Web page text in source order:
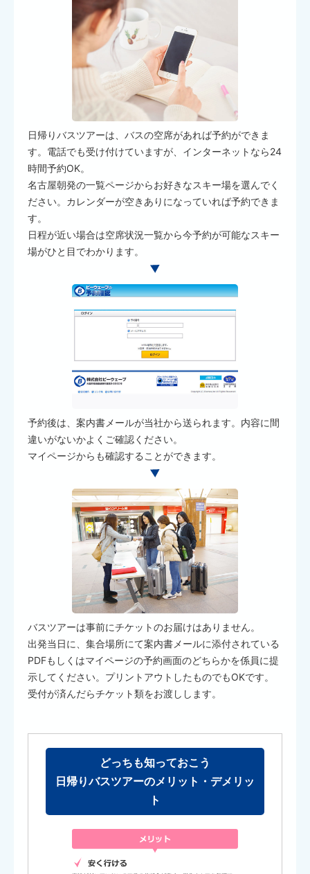
日帰りバスツアーは、バスの空席があれば予約ができま
す。電話でも受け付けていますが、インターネットなら24
時間予約OK。
名古屋朝発の一覧ページからお好きなスキー場を選んでく
ださい。カレンダーが空きありになっていれば予約できま
す。
日程が近い場合は空席状況一覧から今予約が可能なスキー
場がひと目でわかります。
予約後は、案内書メールが当社から送られます。内容に間
違いがないかよくご確認ください。
マイページからも確認することができます。
バスツアーは事前にチケットのお届けはありません。
出発当日に、集合場所にて案内書メールに添付されている
PDFもしくはマイページの予約画面のどちらかを係員に提
示してください。プリントアウトしたものでもOKです。
受付が済んだらチケット類をお渡しします。
どっちも知っておこう
日帰りバスツアーのメリット・デメリッ
ト